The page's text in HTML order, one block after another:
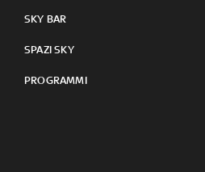
SKY BAR
SPAZI SKY
PROGRAMMI